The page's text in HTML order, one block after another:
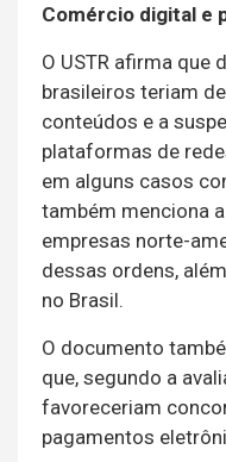
Comércio digital e
O USTR afirma que
brasileiros teriam
conteúdos e a
plataformas de
em alguns casos
também menciona
empresas norte-
dessas ordens,
no Brasil.
O documento
que, segundo a
favoreceriam
pagamentos